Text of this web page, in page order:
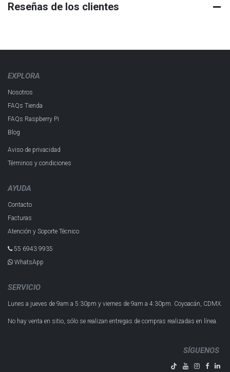
Reseñas de los clientes
EXPLORA
Nosotros
FAQs Tienda
FAQs Raspberry Pi
Blog
Aviso de privacidad
Términos y condiciones
AYUDA
Contacto
Facturas
Atención y Soporte Técnico
55 6943 993​5
WhatsApp
SERVICIO
Lunes a jueves de 9am a 5:30pm y viernes de 9am a 4:30pm. Coyoacán, CDMX.
No hay venta en sitio, sólo se realizan entregas de compras realizadas en línea.
SÍGUENOS